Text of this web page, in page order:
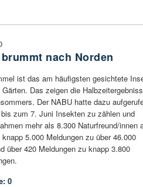
nach Norden
ist das am häufigsten gesichtete
Das zeigen die
Der NABU hatte dazu
zum 7. Juni Insekten zu zählen und
mehr als 8.300 Naturfreund/innen
5.000 Meldungen zu über 46.000
über 420 Meldungen zu knapp 3.800
0